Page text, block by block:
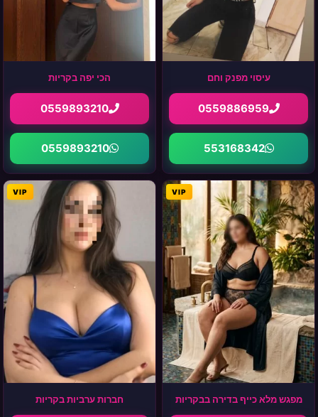
עיסוי מפנק וחם
0559886959
553168342
הכי יפה בקריות
0559893210
0559893210
VIP
מפגש מלא כייף בדירה בבקריות
VIP
חברות ערביות בקריות